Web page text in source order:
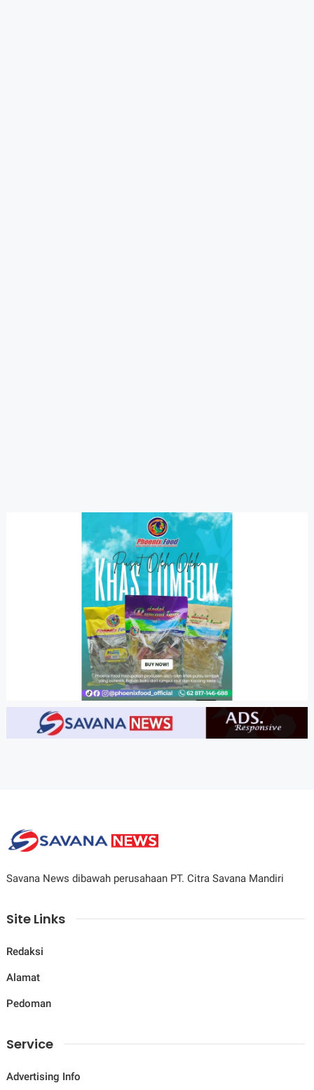
Savana News dibawah perusahaan PT. Citra Savana Mandiri
Site Links
Redaksi
Alamat
Pedoman
Service
Advertising Info